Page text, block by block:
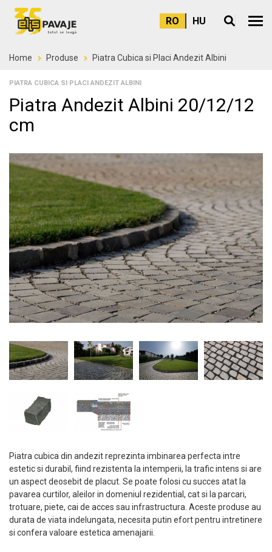
RO HU Meniu
Home Produse Piatra Cubica si Placi Andezit Albini
PIATRA CUBICA SI PLACI ANDEZIT ALBINI
Piatra Andezit Albini 20/12/12
cm
Piatra cubica din andezit reprezinta imbinarea perfecta intre
estetic si durabil, fiind rezistenta la intemperii, la trafic intens si are
un aspect deosebit de placut. Se poate folosi cu succes atat la
pavarea curtilor, aleilor in domeniul rezidential, cat si la parcari,
trotuare, piete, cai de acces sau infrastructura. Aceste produse au
durata de viata indelungata, necesita putin efort pentru intretinere
si confera valoare estetica amenajarii.